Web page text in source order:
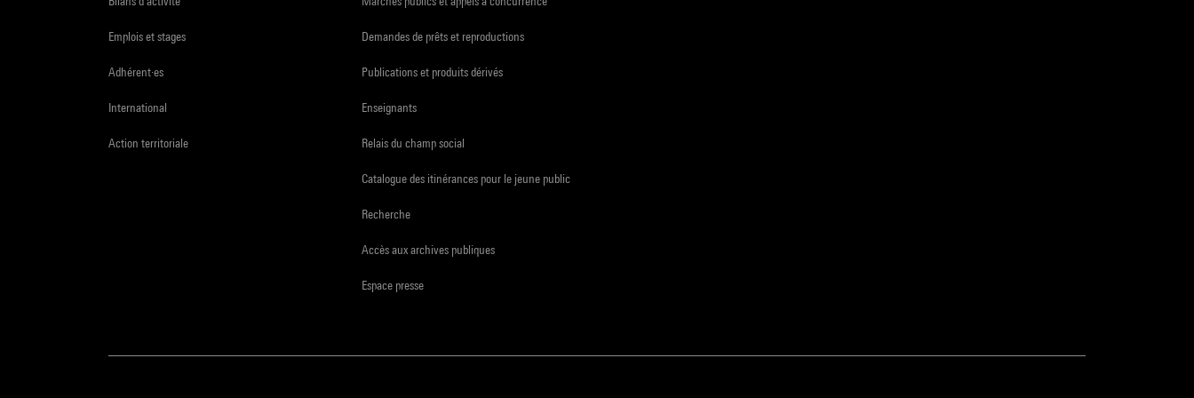
Emplois et stages
Adhérent·es
International
Action territoriale
Demandes de prêts et reproductions
Publications et produits dérivés
Enseignants
Relais du champ social
Catalogue des itinérances pour le jeune public
Recherche
Accès aux archives publiques
Espace presse